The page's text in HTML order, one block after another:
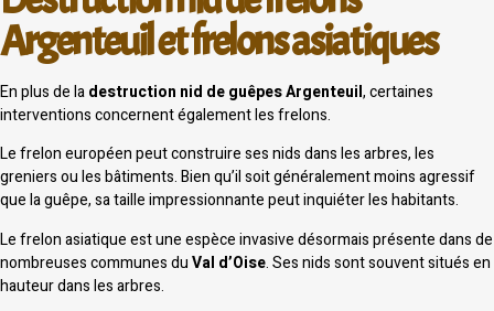
Argenteuil et frelons asiatiques
En plus de ladestruction nid de guêpes Argenteuil, certaines
interventions concernent également les frelons.
Le frelon européen peut construire ses nids dans les arbres, les
greniers ou les bâtiments. Bien qu’il soit généralement moins agressif
que la guêpe, sa taille impressionnante peut inquiéter les habitants.
Le frelon asiatique est une espèce invasive désormais présente dans de
nombreuses communes duVal d’Oise. Ses nids sont souvent situés en
hauteur dans les arbres.